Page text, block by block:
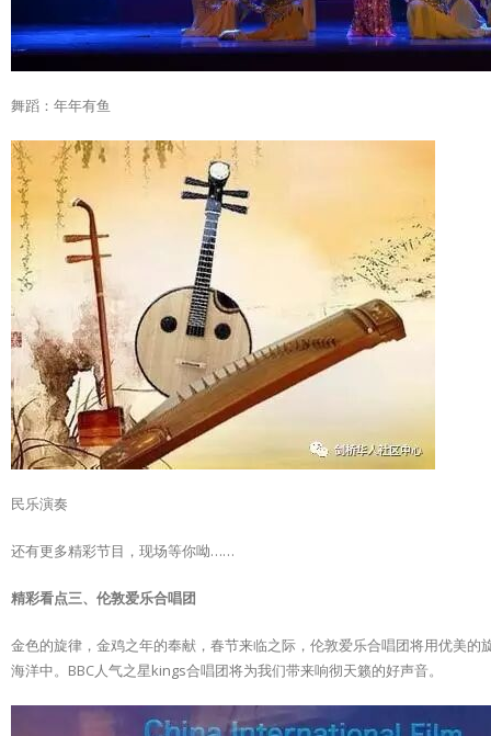
舞蹈：年年有鱼
民乐演奏
还有更多精彩节目，现场等你呦……
精彩看点三、伦敦爱乐合唱团
金色的旋律，金鸡之年的奉献，春节来临之际，伦敦爱乐合唱团将用优美
海洋中。BBC人气之星kings合唱团将为我们带来响彻天籁的好声音。